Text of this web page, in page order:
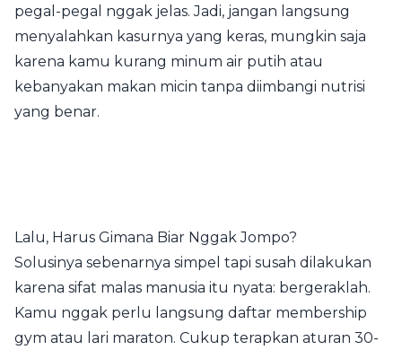
pegal-pegal nggak jelas. Jadi, jangan langsung
menyalahkan kasurnya yang keras, mungkin saja
karena kamu kurang minum air putih atau
kebanyakan makan micin tanpa diimbangi nutrisi
yang benar.
Lalu, Harus Gimana Biar Nggak Jompo?
Solusinya sebenarnya simpel tapi susah dilakukan
karena sifat malas manusia itu nyata: bergeraklah.
Kamu nggak perlu langsung daftar membership
gym atau lari maraton. Cukup terapkan aturan 30-